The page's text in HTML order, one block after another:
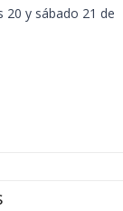
20 y sábado 21 de